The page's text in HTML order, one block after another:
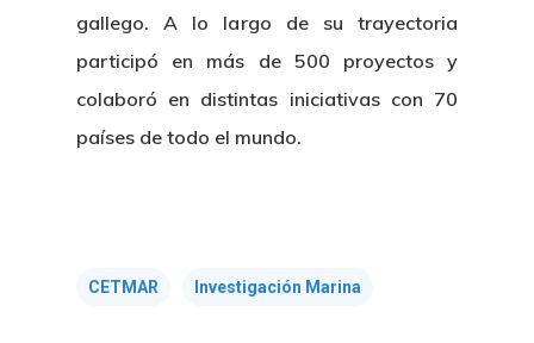
gallego. A lo largo de su trayectoria
participó en más de 500 proyectos y
colaboró en distintas iniciativas con 70
países de todo el mundo.
CETMAR Investigación Marina